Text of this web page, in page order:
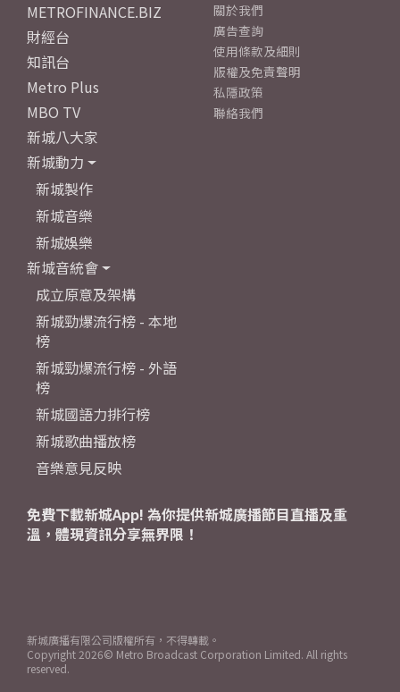
METROFINANCE.BIZ
財經台
知訊台
Metro Plus
MBO TV
新城八大家
新城動力
新城製作
新城音樂
新城娛樂
新城音統會
成立原意及架構
新城勁爆流行榜 - 本地
榜
新城勁爆流行榜 - 外語
榜
新城國語力排行榜
新城歌曲播放榜
音樂意見反映
關於我們
廣告查詢
使用條款及細則
版權及免責聲明
私隱政策
聯絡我們
免費下載新城App! 為你提供新城廣播節目直播及重
溫，體現資訊分享無界限！
新城廣播有限公司版權所有，不得轉載。
Copyright 2026© Metro Broadcast Corporation Limited. All rights
reserved.